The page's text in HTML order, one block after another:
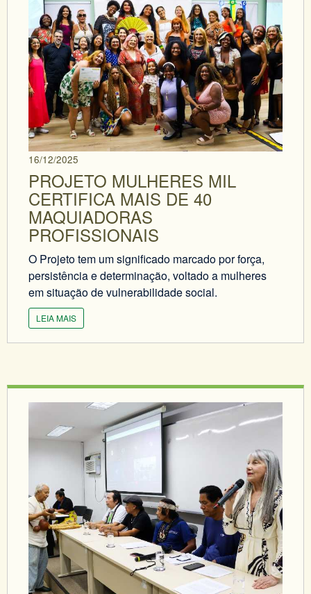
16/12/2025
PROJETO MULHERES MIL
CERTIFICA MAIS DE 40
MAQUIADORAS
PROFISSIONAIS
O Projeto tem um significado marcado por força,
persistência e determinação, voltado a mulheres
em situação de vulnerabilidade social.
LEIA MAIS